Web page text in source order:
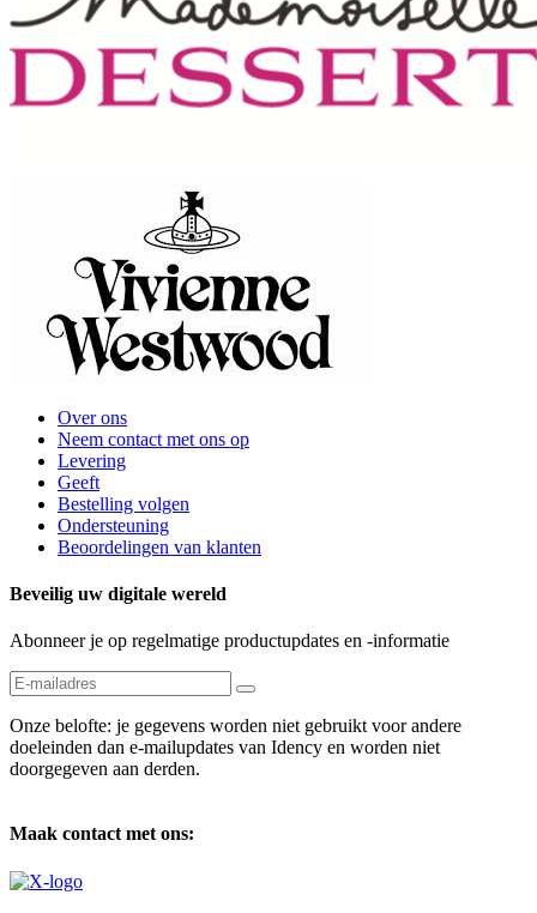
Over ons
Neem contact met ons op
Levering
Geeft
Bestelling volgen
Ondersteuning
Beoordelingen van klanten
Beveilig uw digitale wereld
Abonneer je op regelmatige productupdates en -informatie
Onze belofte: je gegevens worden niet gebruikt voor andere
doeleinden dan e-mailupdates van Idency en worden niet
doorgegeven aan derden.
Maak contact met ons: